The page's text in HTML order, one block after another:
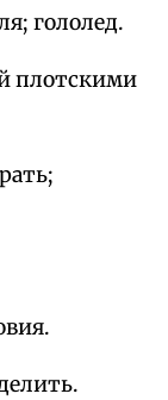
гололед.
плотскими